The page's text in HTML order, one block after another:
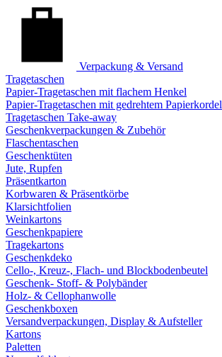
Verpackung & Versand
Tragetaschen
Papier-Tragetaschen mit flachem Henkel
Papier-Tragetaschen mit gedrehtem Papierkordel
Tragetaschen Take-away
Geschenkverpackungen & Zubehör
Flaschentaschen
Geschenktüten
Jute, Rupfen
Präsentkarton
Korbwaren & Präsentkörbe
Klarsichtfolien
Weinkartons
Geschenkpapiere
Tragekartons
Geschenkdeko
Cello-, Kreuz-, Flach- und Blockbodenbeutel
Geschenk- Stoff- & Polybänder
Holz- & Cellophanwolle
Geschenkboxen
Versandverpackungen, Display & Aufsteller
Kartons
Paletten